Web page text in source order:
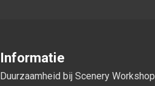
Informatie
Duurzaamheid bij Scenery Workshop